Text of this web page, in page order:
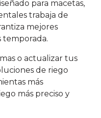
para macetas,
trabaja de
mejores
temporada.
o actualizar tus
de riego
más
más preciso y